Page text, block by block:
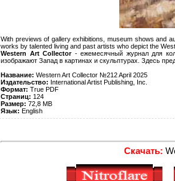
With previews of gallery exhibitions, museum shows and
works by talented living and past artists who depict the
Western Art Collector- ежемесячный журнал для
изображают Запад в картинах и скульптурах. Здесь
Название: Western Art Collector №212 April 2025
Издательство: International Artist Publishing, Inc.
Формат: True PDF
Страниц: 124
Размер: 72,8 MB
Язык: English
Скачать: